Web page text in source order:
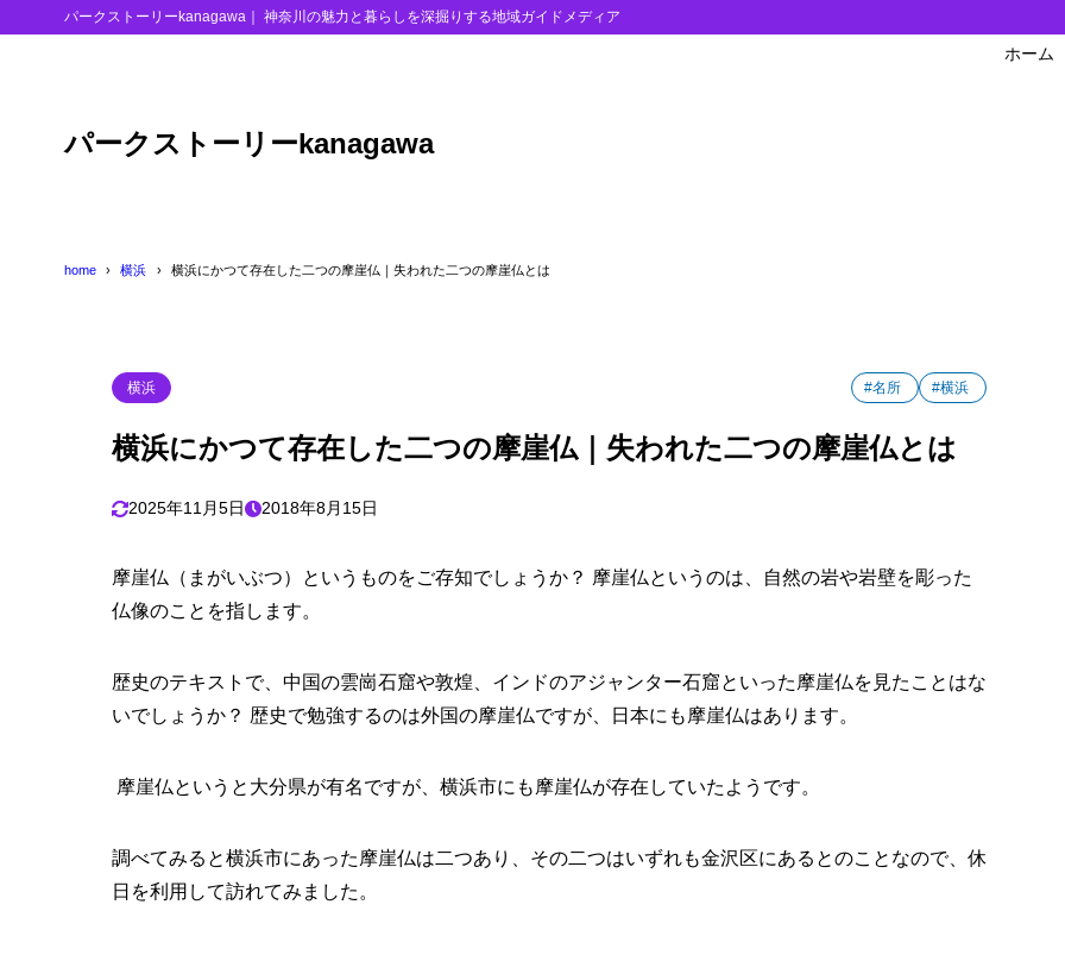
パークストーリーkanagawa｜ 神奈川の魅力と暮らしを深掘りする地域ガイドメディア
パークストーリーkanagawa
ホーム
home 横浜 横浜にかつて存在した二つの摩崖仏｜失われた二つの摩崖仏とは
横浜 #名所 #横浜
横浜にかつて存在した二つの摩崖仏｜失われた二つの摩崖仏とは
2025年11月5日 2018年8月15日
摩崖仏（まがいぶつ）というものをご存知でしょうか？ 摩崖仏というのは、自然の岩や岩壁を彫った
仏像のことを指します。
歴史のテキストで、中国の雲崗石窟や敦煌、インドのアジャンター石窟といった摩崖仏を見たことはな
いでしょうか？ 歴史で勉強するのは外国の摩崖仏ですが、日本にも摩崖仏はあります。
摩崖仏というと大分県が有名ですが、横浜市にも摩崖仏が存在していたようです。
調べてみると横浜市にあった摩崖仏は二つあり、その二つはいずれも金沢区にあるとのことなので、休
日を利用して訪れてみました。